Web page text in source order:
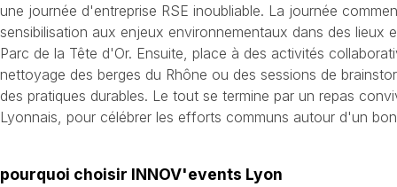
une journée d'entreprise RSE inoubliable. La journée
sensibilisation aux enjeux environnementaux dans des lieux
Parc de la Tête d'Or. Ensuite, place à des activités
nettoyage des berges du Rhône ou des sessions de
des pratiques durables. Le tout se termine par un repas
Lyonnais, pour célébrer les efforts communs autour d'un
pourquoi choisir INNOV'events Lyon